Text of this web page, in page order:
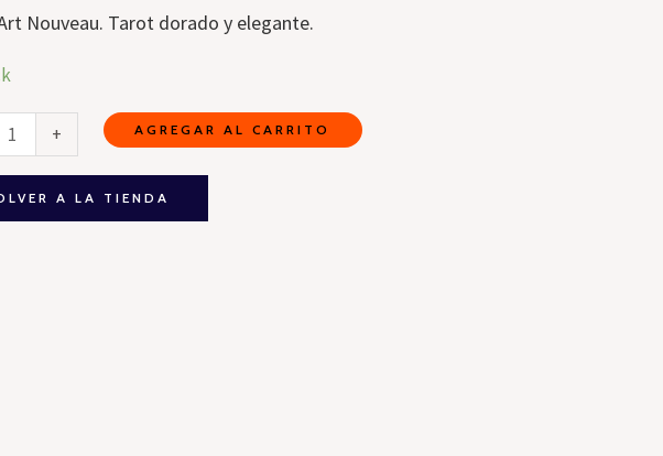
Nouveau. Tarot dorado y elegante.
+ AGREGAR AL CARRITO
A LA TIENDA